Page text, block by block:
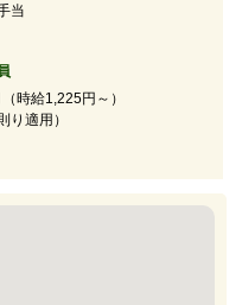
当
時給1,225円～）
り適用）